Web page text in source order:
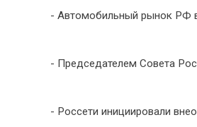
- Автомобильный рынок РФ в
- Председателем Совета
- Россети инициировали